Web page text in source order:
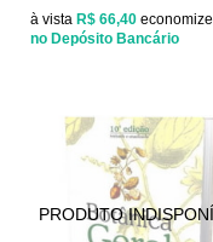
à vista R$ 66,40 economize
no Depósito Bancário